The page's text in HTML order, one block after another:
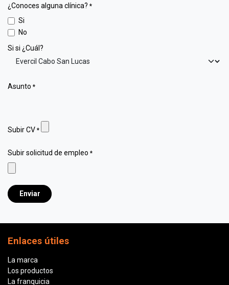
¿Conoces alguna clínica? *
Si
No
Si si ¿Cuál?
Asunto *
Subir CV *
Subir solicitud de empleo *
Enviar
Enlaces útiles
La marca
Los productos
La franquicia